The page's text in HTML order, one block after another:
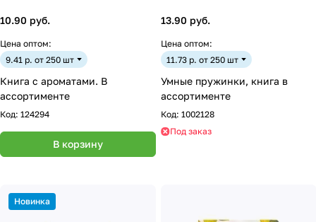
10.90 руб.
Цена оптом:
9.41 р. от 250 шт
Книга с ароматами. В
ассортименте
Код: 124294
В корзину
13.90 руб.
Цена оптом:
11.73 р. от 250 шт
Умные пружинки, книга в
ассортименте
Код: 1002128
Под заказ
Новинка